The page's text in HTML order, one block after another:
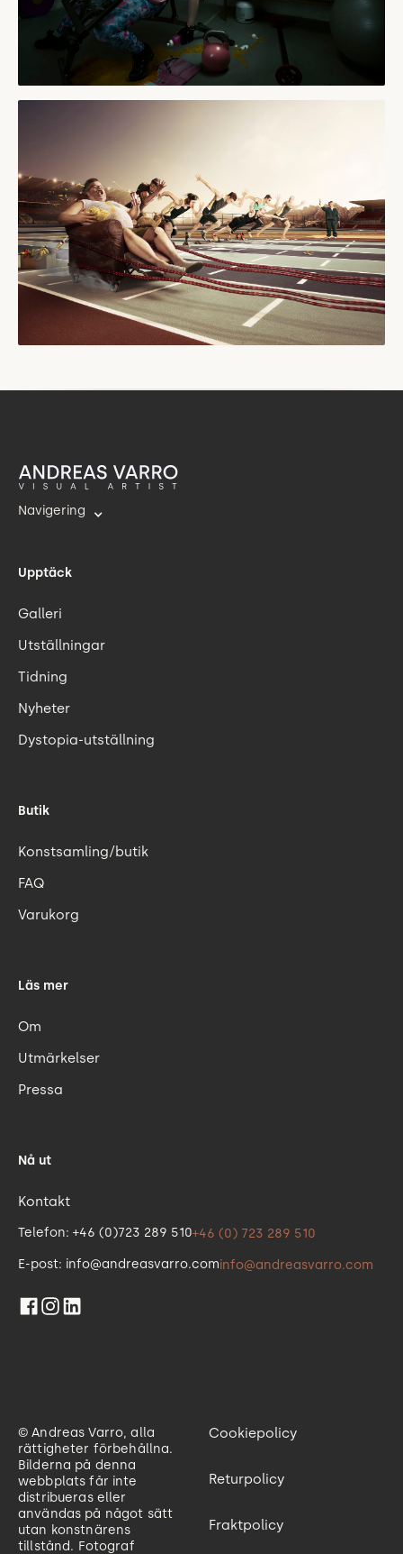
Navigering
Upptäck
Galleri
Utställningar
Tidning
Nyheter
Dystopia-utställning
Butik
Konstsamling/butik
FAQ
Varukorg
Läs mer
Om
Utmärkelser
Pressa
Nå ut
Kontakt
Telefon: +46 (0)723 289 510+46 (0) 723 289 510
E-post: info@andreasvarro.cominfo@andreasvarro.com
© Andreas Varro, alla
rättigheter förbehållna.
Bilderna på denna
webbplats får inte
distribueras eller
användas på något sätt
utan konstnärens
tillstånd. Fotograf
Cookiepolicy
Returpolicy
Fraktpolicy